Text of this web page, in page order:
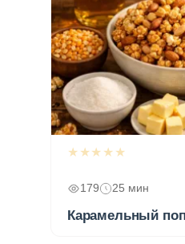
★★★★★
179 25 мин
Карамельный